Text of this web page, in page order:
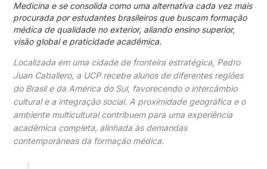
Medicina e se consolida como uma alternativa cada vez mais
procurada por estudantes brasileiros que buscam formação
médica de qualidade no exterior, aliando ensino superior,
visão global e praticidade acadêmica.
Localizada em uma cidade de fronteira estratégica, Pedro
Juan Caballero, a UCP recebe alunos de diferentes regiões
do Brasil e da América do Sul, favorecendo o intercâmbio
cultural e a integração social. A proximidade geográfica e o
ambiente multicultural contribuem para uma experiência
acadêmica completa, alinhada às demandas
contemporâneas da formação médica.